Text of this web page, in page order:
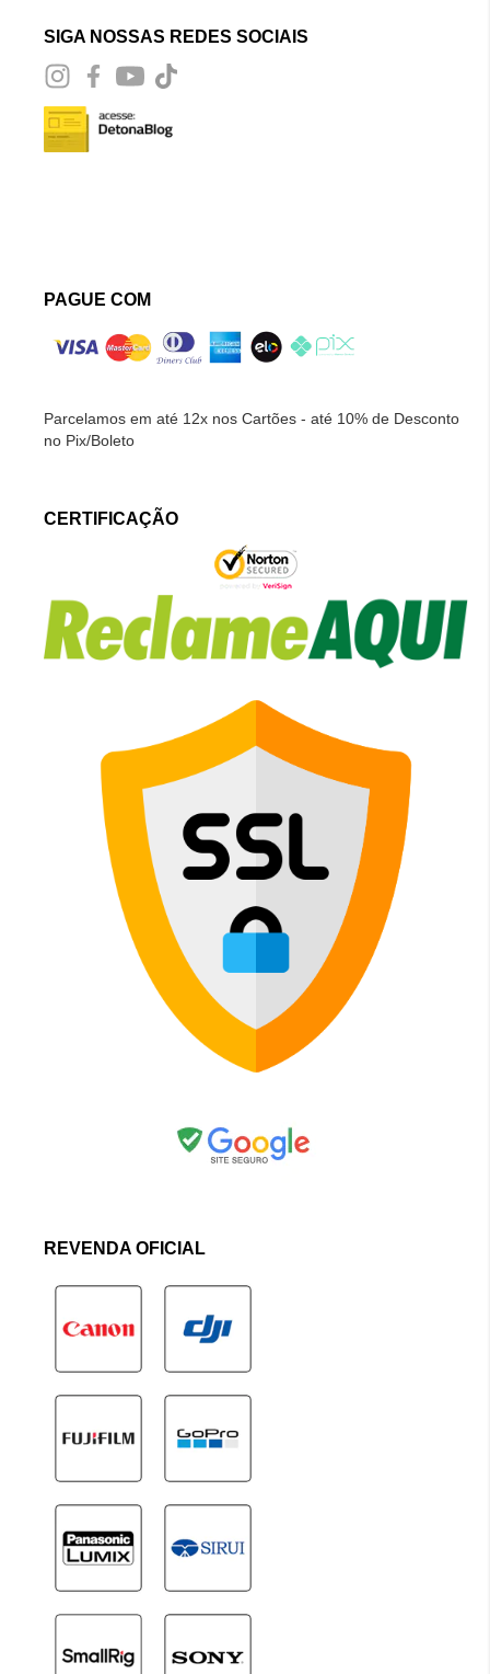
SIGA NOSSAS REDES SOCIAIS
PAGUE COM
Parcelamos em até 12x nos Cartões - até 10% de Desconto
no Pix/Boleto
CERTIFICAÇÃO
REVENDA OFICIAL